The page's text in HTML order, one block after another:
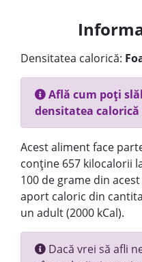
Densitatea calorică:
Află cum poți
densitatea
Acest aliment face
conține 657 kilocalorii
100 de grame din
aport caloric din
un adult (2000 kCal).
Dacă vrei să afli